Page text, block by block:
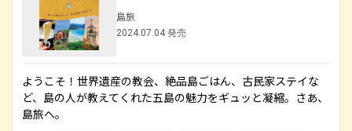
島旅
2024.07.04 発売
ようこそ！世界遺産の教会、絶品島ごはん、古民家ステイな
ど、島の人が教えてくれた五島の魅力をギュッと凝縮。さあ、
島旅へ。